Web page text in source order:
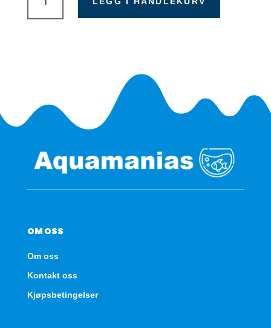
Denitrol
100ml
OM OSS
Om oss
Kontakt oss
Kjøpsbetingelser